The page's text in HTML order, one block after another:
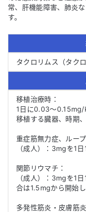
常、肝機能障害、肺炎
す。
タクロリムス（タク
移植治療時：
1日に0.03～0.15mg/
移植する臓器、時期
重症筋無力症、ループ
（成人）：3mgを1
関節リウマチ：
（成人）：3mgを1
合は1.5mgから開始
多発性筋炎・皮膚筋